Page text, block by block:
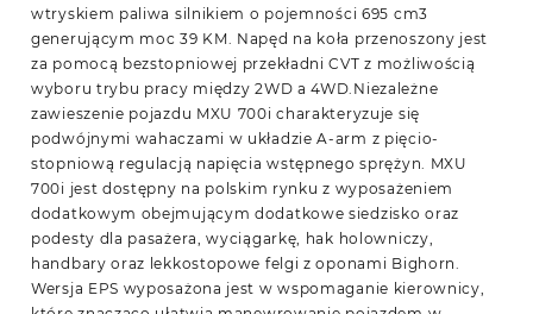
wtryskiem paliwa silnikiem o pojemności 695 cm3
generującym moc 39 KM. Napęd na koła przenoszony jest
za pomocą bezstopniowej przekładni CVT z możliwością
wyboru trybu pracy między 2WD a 4WD.Niezależne
zawieszenie pojazdu MXU 700i charakteryzuje się
podwójnymi wahaczami w układzie A-arm z pięcio-
stopniową regulacją napięcia wstępnego sprężyn. MXU
700i jest dostępny na polskim rynku z wyposażeniem
dodatkowym obejmującym dodatkowe siedzisko oraz
podesty dla pasażera, wyciągarkę, hak holowniczy,
handbary oraz lekkostopowe felgi z oponami Bighorn.
Wersja EPS wyposażona jest w wspomaganie kierownicy,